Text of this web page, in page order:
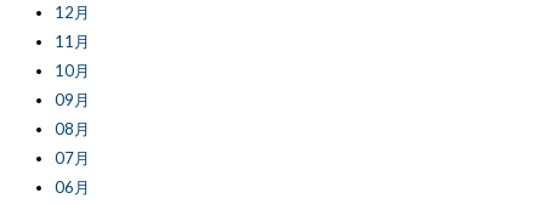
12月
11月
10月
09月
08月
07月
06月